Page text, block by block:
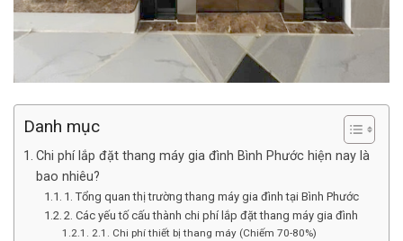
Danh mục
Chi phí lắp đặt thang máy gia đình Bình Phước hiện nay là
bao nhiêu?
1. Tổng quan thị trường thang máy gia đình tại Bình Phước
2. Các yếu tố cấu thành chi phí lắp đặt thang máy gia đình
2.1. Chi phí thiết bị thang máy (Chiếm 70-80%)